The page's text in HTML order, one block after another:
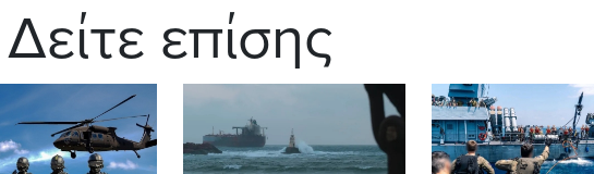
Δείτε επίσης